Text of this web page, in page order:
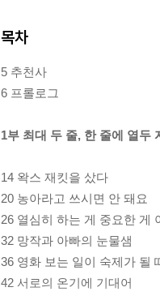
목차
5 추천사
6 프롤로그
1부 최대 두 줄, 한 줄에 열두
14 왁스 재킷을 샀다
20 농아라고 쓰시면 안 돼요
26 열심히 하는 게 중요한 게
32 망작과 아빠의 눈물샘
36 영화 보는 일이 숙제가 될
42 서로의 온기에 기대어